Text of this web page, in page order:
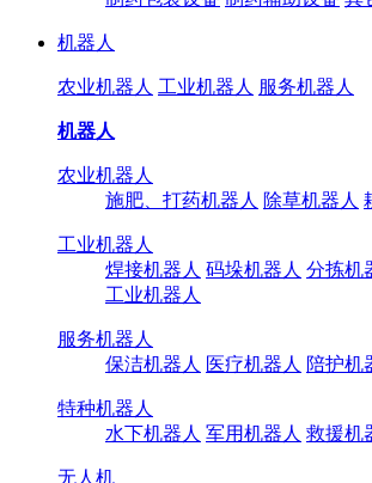
机器人
农业机器人 工业机器人 服务机器人
机器人
农业机器人
施肥、打药机器人 除草机器人
工业机器人
焊接机器人 码垛机器人 分拣机
工业机器人
服务机器人
保洁机器人 医疗机器人 陪护机
特种机器人
水下机器人 军用机器人 救援机
无人机